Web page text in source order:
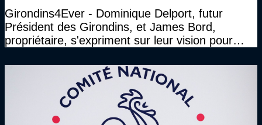
Girondins4Ever - Dominique Delport, futur
Président des Girondins, et James Bord,
propriétaire, s'expriment sur leur vision pour